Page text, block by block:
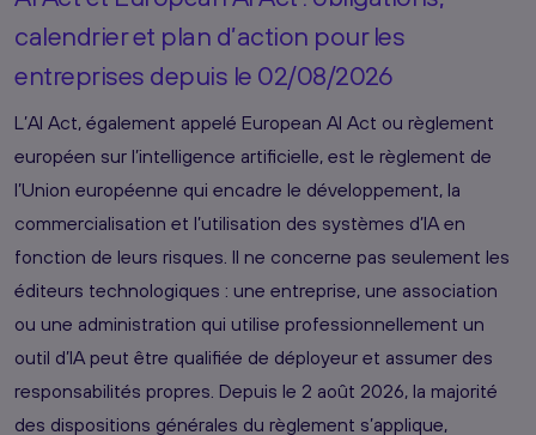
calendrier et plan d’action pour les
entreprises depuis le 02/08/2026
L’AI Act, également appelé European AI Act ou règlement
européen sur l’intelligence artificielle, est le règlement de
l’Union européenne qui encadre le développement, la
commercialisation et l’utilisation des systèmes d’IA en
fonction de leurs risques. Il ne concerne pas seulement les
éditeurs technologiques : une entreprise, une association
ou une administration qui utilise professionnellement un
outil d’IA peut être qualifiée de déployeur et assumer des
responsabilités propres. Depuis le 2 août 2026, la majorité
des dispositions générales du règlement s’applique,